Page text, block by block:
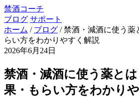
禁酒コーチ
ブログ サポート
ホーム / ブログ / 禁酒・減酒に使う薬
らい方をわかりやすく解説
2026年6月24日
禁酒・減酒に使う薬と
果・もらい方をわかり